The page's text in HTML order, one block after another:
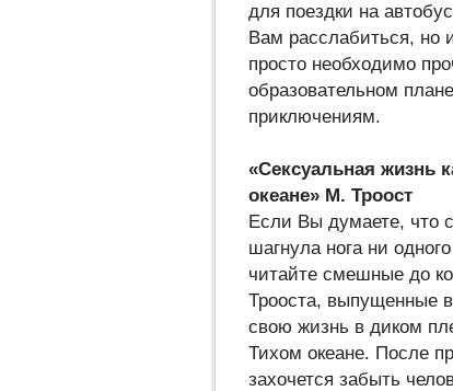
для поездки на
Вам расслабиться, но
просто необходимо
образовательном
приключениям.
«Сексуальная жизнь
океане» М. Троост
Если Вы думаете, что
шагнула нога ни
читайте смешные до
Трооста, выпущенные в
свою жизнь в диком
Тихом океане. После
захочется забыть